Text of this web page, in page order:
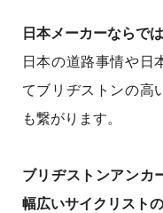
日本メーカーならで
日本の道路事情や日
てブリヂストンの高
も繋がります。
ブリヂストンアンカ
幅広いサイクリスト